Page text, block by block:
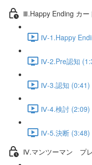
Ⅲ.Happy Ending カー
Ⅳ-1.Happy
Ⅳ-2.Pre認知
Ⅳ-3.認知 (0:41)
Ⅳ-4.検討 (2:09)
Ⅳ-5.決断 (3:48)
Ⅳ.マンツーマン プ